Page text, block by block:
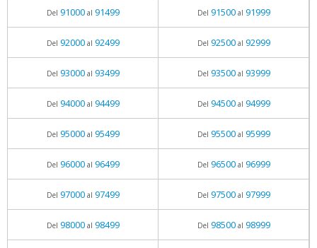
Del 91000al 91499 Del 91500al 91999
Del 92000al 92499 Del 92500al 92999
Del 93000al 93499 Del 93500al 93999
Del 94000al 94499 Del 94500al 94999
Del 95000al 95499 Del 95500al 95999
Del 96000al 96499 Del 96500al 96999
Del 97000al 97499 Del 97500al 97999
Del 98000al 98499 Del 98500al 98999